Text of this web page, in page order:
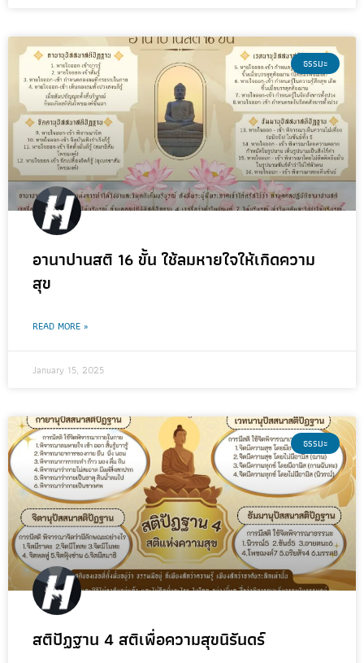
ธรรมะ
อานาปานสติ 16 ขั้น ใช้ลมหายใจให้เกิดความ
สุข
READ MORE »
January 15, 2025
ธรรมะ
สติปัฏฐาน 4 สติเพื่อความสุขนิรันดร์